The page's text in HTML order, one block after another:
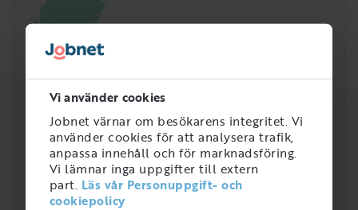
Vi använder cookies
Jobnet värnar om besökarens integritet. Vi
använder cookies för att analysera trafik,
anpassa innehåll och för marknadsföring.
Vi lämnar inga uppgifter till extern
part. Läs vår Personuppgift- och
cookiepolicy